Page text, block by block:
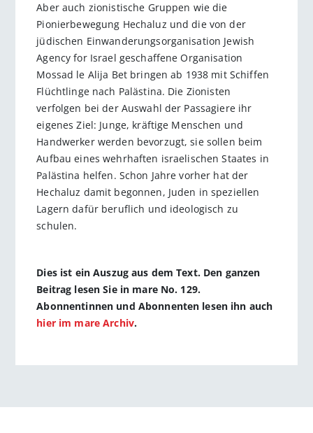
Aber auch zionistische Gruppen wie die
Pionierbewegung Hechaluz und die von der
jüdischen Einwanderungsorganisation Jewish
Agency for Israel geschaffene Organisation
Mossad le Alija Bet bringen ab 1938 mit Schiffen
Flüchtlinge nach Palästina. Die Zionisten
verfolgen bei der Auswahl der Passagiere ihr
eigenes Ziel: Junge, kräftige Menschen und
Handwerker werden bevorzugt, sie sollen beim
Aufbau eines wehrhaften israelischen Staates in
Palästina helfen. Schon Jahre vorher hat der
Hechaluz damit begonnen, Juden in speziellen
Lagern dafür beruflich und ideologisch zu
schulen.
Dies ist ein Auszug aus dem Text. Den ganzen
Beitrag lesen Sie in mare No. 129.
Abonnentinnen und Abonnenten lesen ihn auch
hier im mare Archiv.